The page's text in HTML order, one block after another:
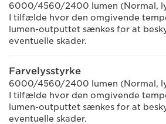
6000/4560/2400 lumen (Normal,
I tilfælde hvor den omgivende
lumen-outputtet sænkes for at
eventuelle skader.
Farvelysstyrke
6000/4560/2400 lumen (Normal,
I tilfælde hvor den omgivende
lumen-outputtet sænkes for at
eventuelle skader.